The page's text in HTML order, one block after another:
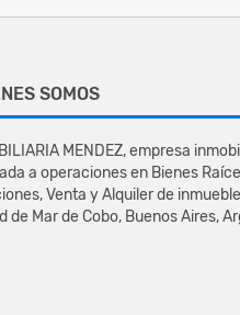
SOMOS
MENDEZ, empresa
a operaciones en Bienes
Venta y Alquiler de
de Mar de Cobo, Buenos Aires,